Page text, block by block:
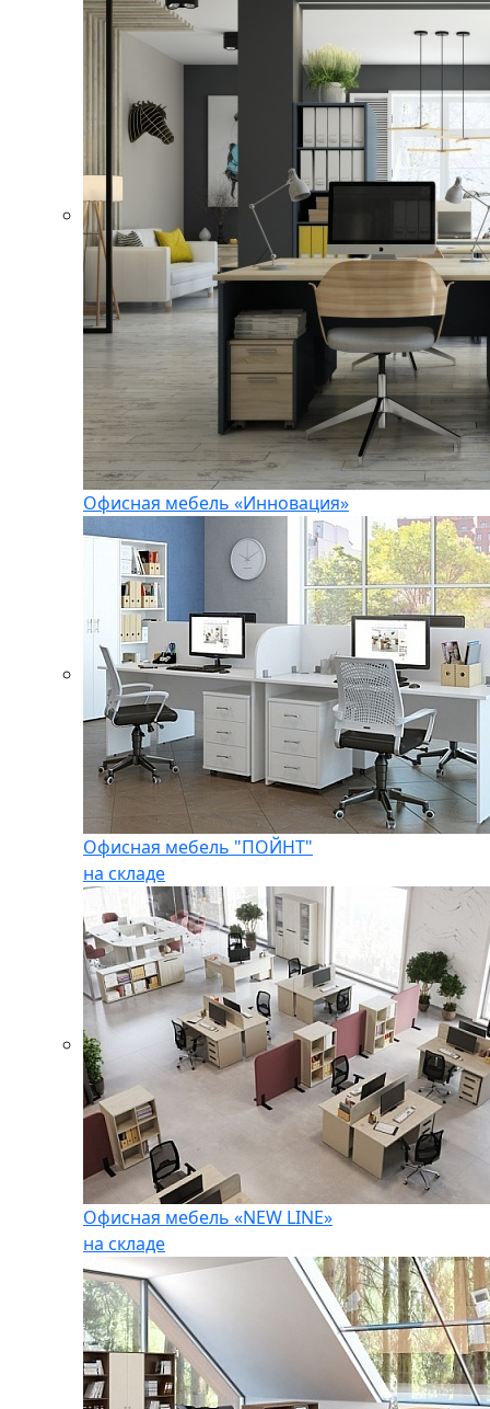
Офисная мебель «Инновация»
Офисная мебель "ПОЙНТ"
на складе
Офисная мебель «NEW LINE»
на складе